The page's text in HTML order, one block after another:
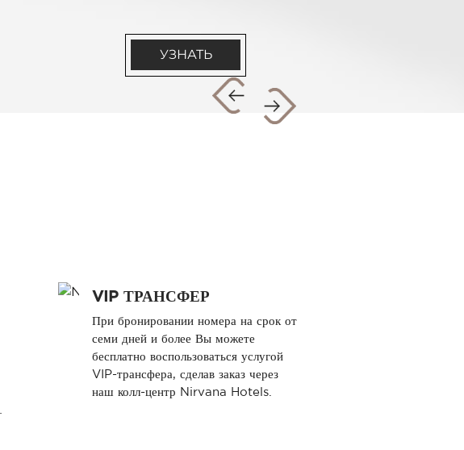
УЗНАТЬ
VIP ТРАНСФЕР
При бронировании номера на срок от
семи дней и более Вы можете
бесплатно воспользоваться услугой
VIP-трансфера, сделав заказ через
наш колл-центр Nirvana Hotels.